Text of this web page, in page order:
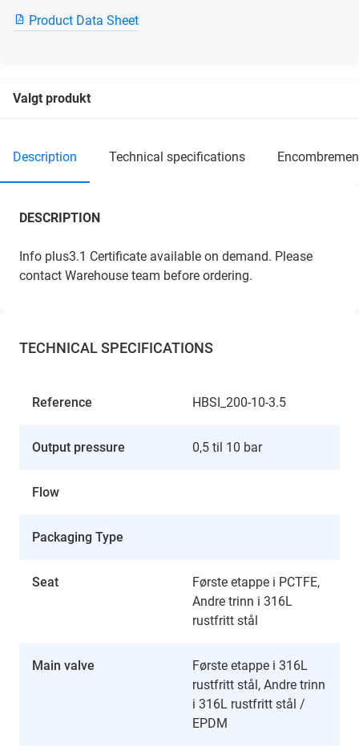
Product Data Sheet
Valgt produkt
description technical specifications
DESCRIPTION
Info plus3.1 Certificate available on demand. Please
contact Warehouse team before ordering.
TECHNICAL SPECIFICATIONS
Reference HBSI_200-10-3.5
Output pressure 0,5 til 10 bar
Flow
Packaging Type
Seat
Første etappe i PCTFE,
Andre trinn i 316L
rustfritt stål
Main valve
Første etappe i 316L
rustfritt stål, Andre trinn
i 316L rustfritt stål /
EPDM